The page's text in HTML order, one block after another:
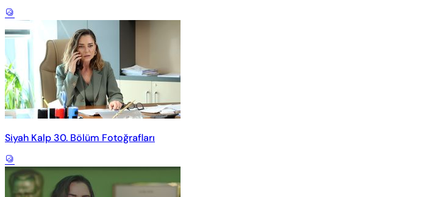
Siyah Kalp 30. Bölüm Fotoğrafları